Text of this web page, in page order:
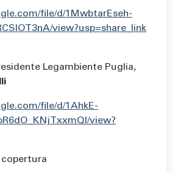
file/d/1MwbtarEseh-
view?usp=share_link
Legambiente Puglia,
file/d/1AhkE-
view?
copertura